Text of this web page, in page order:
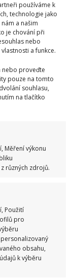
používáme k
technologie jako
a našim
je chování při
nebo
a funkce.
nebo proveďte
pouze na tomto
souhlasu,
na tlačítko
Měření výkonu
různých zdrojů.
Použití
pro
obsahu,
k výběru
snímek z třetí svatby
moje kolegyně
a já už ji znal.
jí řekl, že až jí
přišla.
přesto jsem ji
jsem dal své